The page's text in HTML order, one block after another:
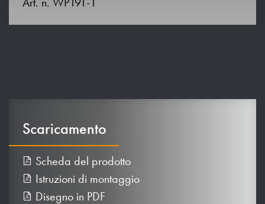
Scaricamento
Scheda del prodotto
Istruzioni di montaggio
Disegno in PDF